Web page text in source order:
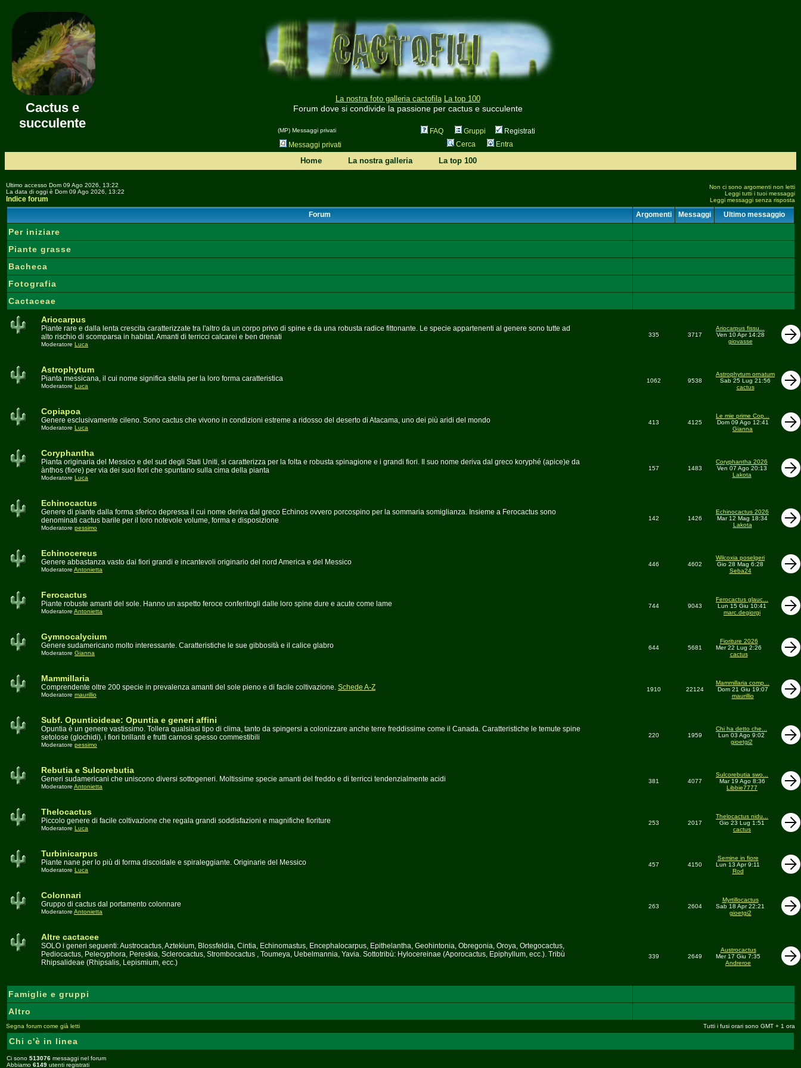
Cactus e
succulente
La nostra foto galleria cactofila La top 100
Forum dove si condivide la passione per cactus e succulente
(MP) Messaggi privati FAQ Gruppi
Registrati
Messaggi privati
Cerca Entra
Home La nostra galleria La top 100
Ultimo accesso Dom 09 Ago 2026, 13:22
La data di oggi è Dom 09 Ago 2026, 13:22
Indice forum
Non ci sono argomenti non letti
Leggi tutti i tuoi messaggi
Leggi messaggi senza risposta
Forum Argomenti Messaggi Ultimo messaggio
Per iniziare
Piante grasse
Bacheca
Fotografia
Cactaceae
Ariocarpus
Piante rare e dalla lenta crescita caratterizzate tra l'altro da un corpo privo di spine e da una robusta radice fittonante. Le specie appartenenti al genere sono tutte ad
alto rischio di scomparsa in habitat. Amanti di terricci calcarei e ben drenati
Moderatore Luca
335 3717
Ariocarpus fissu...
Ven 10 Apr 14:28
giovasse
Astrophytum
Pianta messicana, il cui nome significa stella per la loro forma caratteristica
Moderatore Luca
1062 9538
Astrophytum ornatum
Sab 25 Lug 21:56
cactus
Copiapoa
Genere esclusivamente cileno. Sono cactus che vivono in condizioni estreme a ridosso del deserto di Atacama, uno dei più aridi del mondo
Moderatore Luca
413 4125
Le mie prime Cop...
Dom 09 Ago 12:41
Gianna
Coryphantha
Pianta originaria del Messico e del sud degli Stati Uniti, si caratterizza per la folta e robusta spinagione e i grandi fiori. Il suo nome deriva dal greco koryphé (apice)e da
ànthos (fiore) per via dei suoi fiori che spuntano sulla cima della pianta
Moderatore Luca
157 1483
Coryphantha 2026
Ven 07 Ago 20:13
Lakota
Echinocactus
Genere di piante dalla forma sferico depressa il cui nome deriva dal greco Echinos ovvero porcospino per la sommaria somiglianza. Insieme a Ferocactus sono
denominati cactus barile per il loro notevole volume, forma e disposizione
Moderatore pessimo
142 1426
Echinocactus 2026
Mar 12 Mag 18:34
Lakota
Echinocereus
Genere abbastanza vasto dai fiori grandi e incantevoli originario del nord America e del Messico
Moderatore Antonietta
446 4602
Wilcoxia poselgeri
Gio 28 Mag 6:28
Seba24
Ferocactus
Piante robuste amanti del sole. Hanno un aspetto feroce conferitogli dalle loro spine dure e acute come lame
Moderatore Antonietta
744 9043
Ferocactus glauc...
Lun 15 Giu 10:41
marc.degiorgi
Gymnocalycium
Genere sudamericano molto interessante. Caratteristiche le sue gibbosità e il calice glabro
Moderatore Gianna
644 5681
Fioriture 2026
Mer 22 Lug 2:26
cactus
Mammillaria
Comprendente oltre 200 specie in prevalenza amanti del sole pieno e di facile coltivazione. Schede A-Z
Moderatore maurillio
1910 22124
Mammillaria comp...
Dom 21 Giu 19:07
maurillio
Subf. Opuntioideae: Opuntia e generi affini
Opuntia è un genere vastissimo. Tollera qualsiasi tipo di clima, tanto da spingersi a colonizzare anche terre freddissime come il Canada. Caratteristiche le temute spine
setolose (glochidi), i fiori brillanti e frutti carnosi spesso commestibili
Moderatore pessimo
220 1959
Chi ha detto che...
Lun 03 Ago 9:02
gioetgi2
Rebutia e Sulcorebutia
Generi sudamericani che uniscono diversi sottogeneri. Moltissime specie amanti del freddo e di terricci tendenzialmente acidi
Moderatore Antonietta
381 4077
Sulcorebutia swo...
Mar 19 Ago 8:36
Libbie7777
Thelocactus
Piccolo genere di facile coltivazione che regala grandi soddisfazioni e magnifiche fioriture
Moderatore Luca
253 2017
Thelocactus nidu...
Gio 23 Lug 1:51
cactus
Turbinicarpus
Piante nane per lo più di forma discoidale e spiraleggiante. Originarie del Messico
Moderatore Luca
457 4150
Semine in fiore
Lun 13 Apr 9:11
Rod
Colonnari
Gruppo di cactus dal portamento colonnare
Moderatore Antonietta
263 2604
Myrtillocactus
Sab 18 Apr 22:21
gioetgi2
Altre cactacee
SOLO i generi seguenti: Austrocactus, Aztekium, Blossfeldia, Cintia, Echinomastus, Encephalocarpus, Epithelantha, Geohintonia, Obregonia, Oroya, Ortegocactus,
Pediocactus, Pelecyphora, Pereskia, Sclerocactus, Strombocactus , Toumeya, Uebelmannia, Yavia. Sottotribù: Hylocereinae (Aporocactus, Epiphyllum, ecc.). Tribù
Rhipsalideae (Rhipsalis, Lepismium, ecc.)
339 2649
Austrocactus
Mer 17 Giu 7:35
Andreroe
Famiglie e gruppi
Altro
Segna forum come già letti Tutti i fusi orari sono GMT + 1 ora
Chi c'è in linea
Ci sono 513076 messaggi nel forum
Abbiamo 6149 utenti registrati